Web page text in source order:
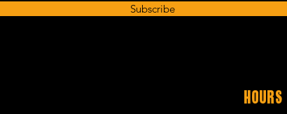
Subscribe
Hours